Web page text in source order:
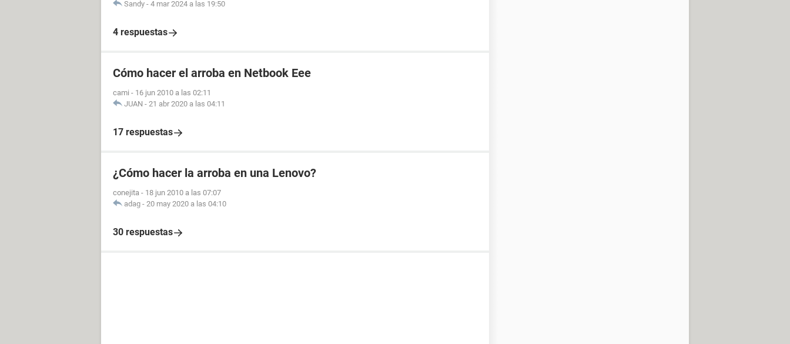
Sandy - 4 mar 2024 a las 19:50
4 respuestas
Cómo hacer el arroba en Netbook Eee
cami - 16 jun 2010 a las 02:11
JUAN - 21 abr 2020 a las 04:11
17 respuestas
¿Cómo hacer la arroba en una Lenovo?
conejita - 18 jun 2010 a las 07:07
adag - 20 may 2020 a las 04:10
30 respuestas